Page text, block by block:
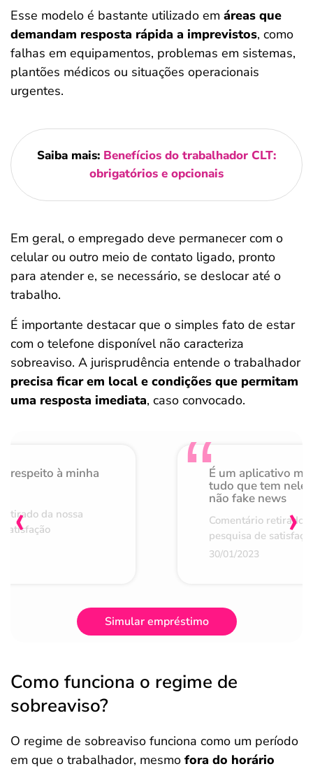
Esse modelo é bastante utilizado em áreas que
demandam resposta rápida a imprevistos, como
falhas em equipamentos, problemas em sistemas,
plantões médicos ou situações operacionais
urgentes.
Saiba mais: Benefícios do trabalhador CLT:
obrigatórios e opcionais
Em geral, o empregado deve permanecer com o
celular ou outro meio de contato ligado, pronto
para atender e, se necessário, se deslocar até o
trabalho.
É importante destacar que o simples fato de estar
com o telefone disponível não caracteriza
sobreaviso. A jurisprudência entende o trabalhador
precisa ficar em local e condições que permitam
uma resposta imediata, caso convocado.
respeito à minha
da nossa
É um aplicativo
tudo que tem nele
não fake news
Comentário retirado
pesquisa de
30/01/2023
‹ ›
Simular empréstimo
Como funciona o regime de
sobreaviso?
O regime de sobreaviso funciona como um período
em que o trabalhador, mesmo fora do horário